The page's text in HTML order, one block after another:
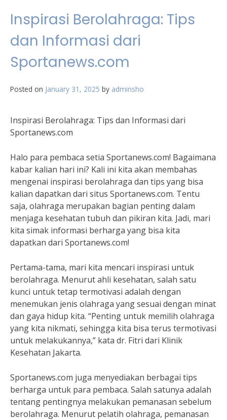
Inspirasi Berolahraga: Tips
dan Informasi dari
Sportanews.com
Posted on January 31, 2025 by adminsho
Inspirasi Berolahraga: Tips dan Informasi dari
Sportanews.com
Halo para pembaca setia Sportanews.com! Bagaimana
kabar kalian hari ini? Kali ini kita akan membahas
mengenai inspirasi berolahraga dan tips yang bisa
kalian dapatkan dari situs Sportanews.com. Tentu
saja, olahraga merupakan bagian penting dalam
menjaga kesehatan tubuh dan pikiran kita. Jadi, mari
kita simak informasi berharga yang bisa kita
dapatkan dari Sportanews.com!
Pertama-tama, mari kita mencari inspirasi untuk
berolahraga. Menurut ahli kesehatan, salah satu
kunci untuk tetap termotivasi adalah dengan
menemukan jenis olahraga yang sesuai dengan minat
dan gaya hidup kita. “Penting untuk memilih olahraga
yang kita nikmati, sehingga kita bisa terus termotivasi
untuk melakukannya,” kata dr. Fitri dari Klinik
Kesehatan Jakarta.
Sportanews.com juga menyediakan berbagai tips
berharga untuk para pembaca. Salah satunya adalah
tentang pentingnya melakukan pemanasan sebelum
berolahraga. Menurut pelatih olahraga, pemanasan